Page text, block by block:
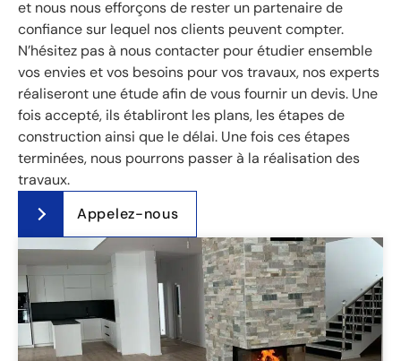
et nous nous efforçons de rester un partenaire de
confiance sur lequel nos clients peuvent compter.
N’hésitez pas à nous contacter pour étudier ensemble
vos envies et vos besoins pour vos travaux, nos experts
réaliseront une étude afin de vous fournir un devis. Une
fois accepté, ils établiront les plans, les étapes de
construction ainsi que le délai. Une fois ces étapes
terminées, nous pourrons passer à la réalisation des
travaux.
Appelez-nous